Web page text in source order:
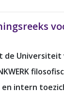
de Universiteit
en intern